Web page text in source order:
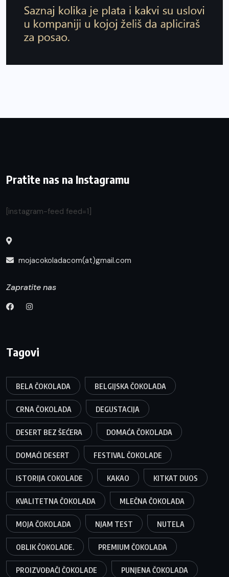
Pratite nas na Instagramu
[instagram-feed feed=1]
mojacokoladacom(at)gmail.com
Zapratite nas
Tagovi
BELA ČOKOLADA BELGIJSKA ČOKOLADA
CRNA ČOKOLADA DEGUSTACIJA
DESERT BEZ ŠEĆERA DOMAĆA ČOKOLADA
DOMAĆI DESERT FESTIVAL ČOKOLADE
ISTORIJA COKOLADE KAKAO KITKAT DUOS
KVALITETNA ČOKOLADA MLEČNA ČOKOLADA
MOJA ČOKOLADA NJAM TEST NUTELA
OBLIK ČOKOLADE. PREMIUM ČOKOLADA
PROIZVOĐAČI ČOKOLADE PUNJENA ČOKOLADA